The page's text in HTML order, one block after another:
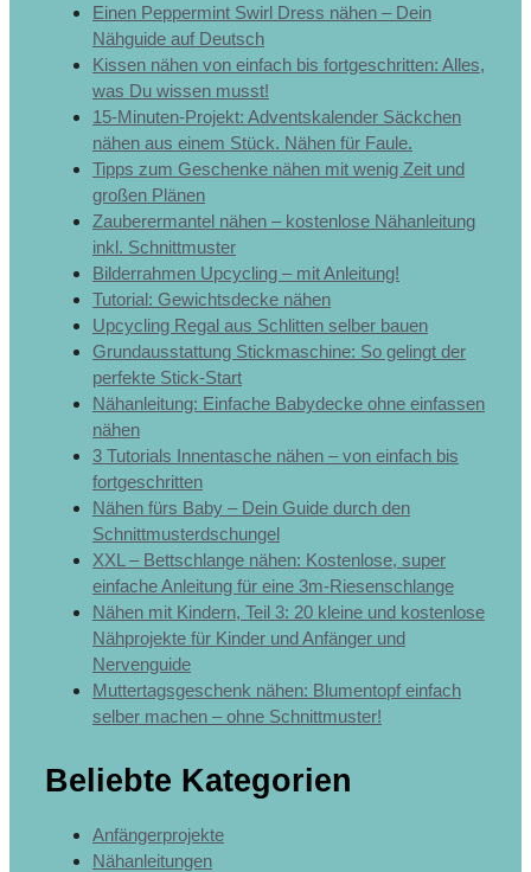
Einen Peppermint Swirl Dress nähen – Dein
Nähguide auf Deutsch
Kissen nähen von einfach bis fortgeschritten: Alles,
was Du wissen musst!
15-Minuten-Projekt: Adventskalender Säckchen
nähen aus einem Stück. Nähen für Faule.
Tipps zum Geschenke nähen mit wenig Zeit und
großen Plänen
Zauberermantel nähen – kostenlose Nähanleitung
inkl. Schnittmuster
Bilderrahmen Upcycling – mit Anleitung!
Tutorial: Gewichtsdecke nähen
Upcycling Regal aus Schlitten selber bauen
Grundausstattung Stickmaschine: So gelingt der
perfekte Stick-Start
Nähanleitung: Einfache Babydecke ohne einfassen
nähen
3 Tutorials Innentasche nähen – von einfach bis
fortgeschritten
Nähen fürs Baby – Dein Guide durch den
Schnittmusterdschungel
XXL – Bettschlange nähen: Kostenlose, super
einfache Anleitung für eine 3m-Riesenschlange
Nähen mit Kindern, Teil 3: 20 kleine und kostenlose
Nähprojekte für Kinder und Anfänger und
Nervenguide
Muttertagsgeschenk nähen: Blumentopf einfach
selber machen – ohne Schnittmuster!
Beliebte Kategorien
Anfängerprojekte
Nähanleitungen